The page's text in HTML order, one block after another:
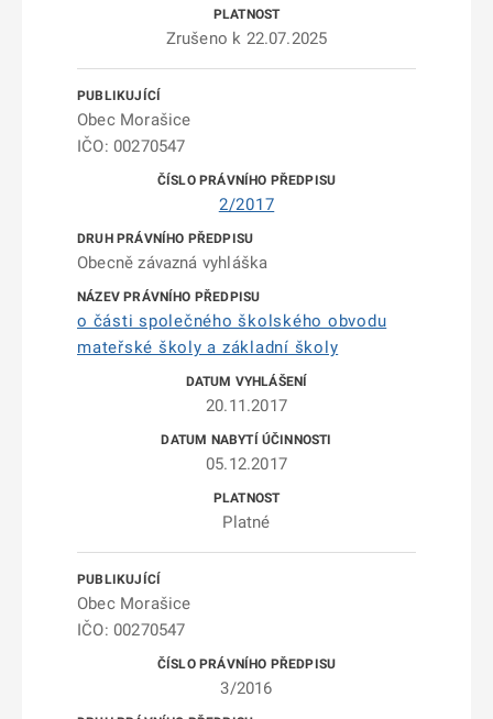
Zrušeno k 22.07.2025
Obec Morašice
IČO: 00270547
2/2017
Obecně závazná vyhláška
o části společného školského obvodu
mateřské školy a základní školy
20.11.2017
05.12.2017
Platné
Obec Morašice
IČO: 00270547
3/2016